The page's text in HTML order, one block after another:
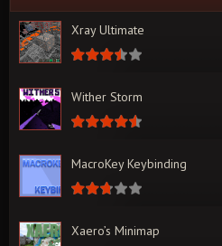
Xray Ultimate
Wither Storm
MacroKey Keybinding
Xaero’s Minimap